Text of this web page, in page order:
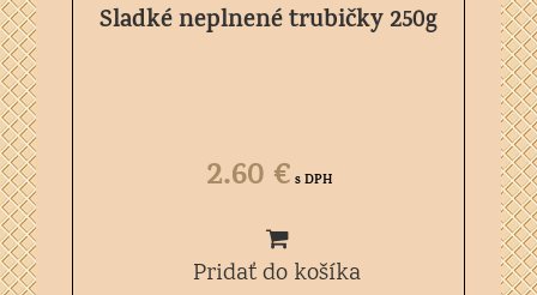
Sladké neplnené trubičky 250g
2.60 € s DPH
Pridať do košíka